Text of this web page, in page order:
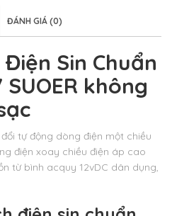
ĐÁNH GIÁ (0)
Sin Chuẩn
SUOER không
tự động dòng điện một chiều
điện xoay chiều điện áp cao
từ bình acquy 12vDC dân dụng,